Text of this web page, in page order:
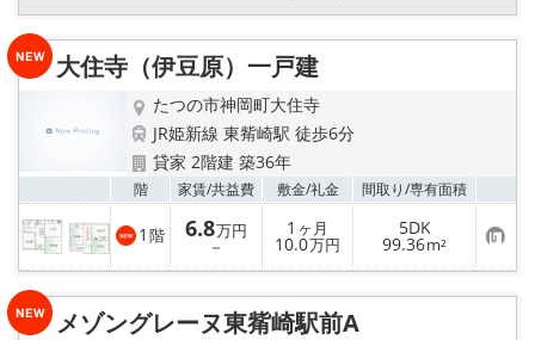
大住寺（伊豆原）一戸建
たつの市神岡町大住寺
JR姫新線 東觜崎駅 徒歩6分
貸家 2階建 築36年
階 家賃/共益費 敷金/礼金 間取り/専有面積
1 階 6.8万円
－
1 ヶ月
10.0万円
5DK
99.36m² お
気
に
入
メゾングレーヌ東觜崎駅前A